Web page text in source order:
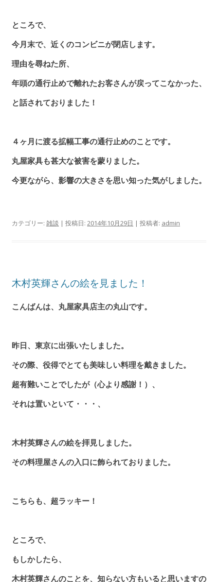
ところで、
今月末で、近くのコンビニが閉店します。
理由を尋ねた所、
年頭の通行止めで離れたお客さんが戻ってこなかった、
と話されておりました！
４ヶ月に渡る拡幅工事の通行止めのことです。
丸屋家具も甚大な被害を蒙りました。
今更ながら、影響の大きさを思い知った気がしました。
カテゴリー: 雑談 | 投稿日: 2014年10月29日 | 投稿者: admin
木村英輝さんの絵を見ました！
こんばんは、丸屋家具店主の丸山です。
昨日、東京に出張いたしました。
その際、役得でとても美味しい料理を戴きました。
超有難いことでしたが（心より感謝！）、
それは置いといて・・・、
木村英輝さんの絵を拝見しました。
その料理屋さんの入口に飾られておりました。
こちらも、超ラッキー！
ところで、
もしかしたら、
木村英輝さんのことを、知らない方もいると思いますの